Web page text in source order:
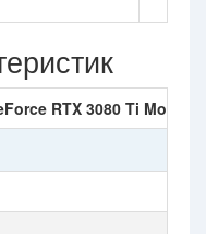
RTX 3080 Ti Mobile